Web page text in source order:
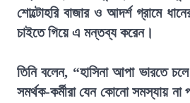
শোল্টোহরি বাজার ও আদর্শ গ্রামে
চাইতে গিয়ে এ মন্তব্য করেন।
তিনি বলেন, “হাসিনা আপা ভারতে
সমর্থক-কর্মীরা যেন কোনো সমস্যায়